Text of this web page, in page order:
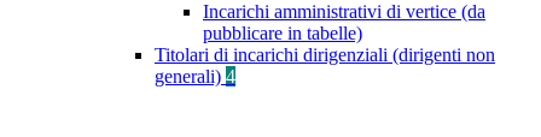
Incarichi amministrativi di vertice (da
pubblicare in tabelle)
Titolari di incarichi dirigenziali (dirigenti non
generali) 4